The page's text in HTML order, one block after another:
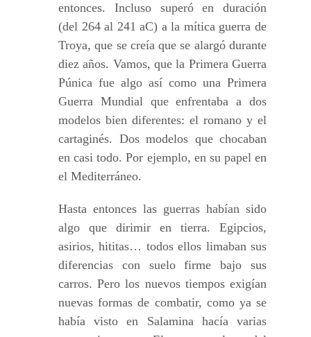
entonces. Incluso superó en duración
(del 264 al 241 aC) a la mítica guerra de
Troya, que se creía que se alargó durante
diez años. Vamos, que la Primera Guerra
Púnica fue algo así como una Primera
Guerra Mundial que enfrentaba a dos
modelos bien diferentes: el romano y el
cartaginés. Dos modelos que chocaban
en casi todo. Por ejemplo, en su papel en
el Mediterráneo.
Hasta entonces las guerras habían sido
algo que dirimir en tierra. Egipcios,
asirios, hititas… todos ellos limaban sus
diferencias con suelo firme bajo sus
carros. Pero los nuevos tiempos exigían
nuevas formas de combatir, como ya se
había visto en Salamina hacía varias